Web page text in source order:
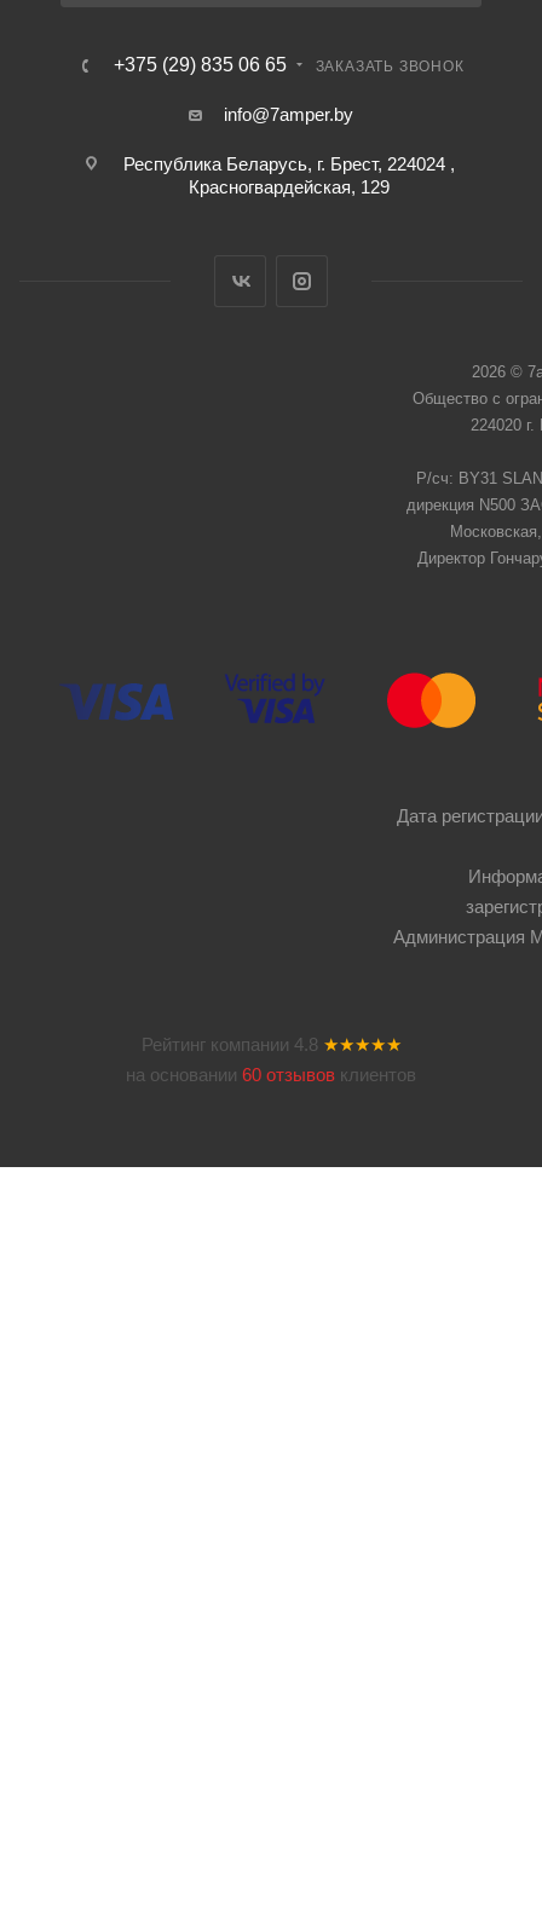
+375 (29) 835 06 65 ЗАКАЗАТЬ ЗВОНОК
info@7amper.by
Республика Беларусь, г. Брест, 224024 ,
Красногвардейская, 129
2026 ©
Общество с
224020
Р/сч: BY31
дирекция N500
Директор
Дата
Администрация
Рейтинг компании 4.8 ★★★★★
на основании 60 отзывов клиентов